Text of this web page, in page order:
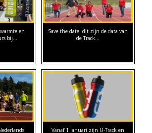
en
bij…
Save the date: dit zijn de data van
de Track…
Vanaf 1 januari zijn U-Track en